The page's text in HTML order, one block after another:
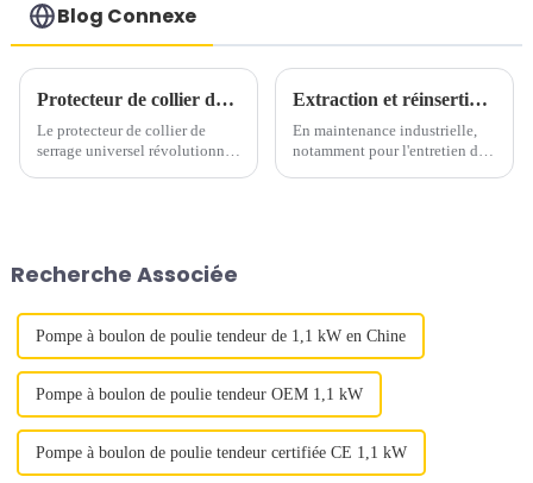
Blog Connexe
Protecteur de collier de serrage universel : alimenté par un vérin hydraulique à simple effet de 10 000 psi et une pompe pneumatique WPA-2R
Le protecteur de collier de
serrage universel révolutionne
Extraction et réinsertion efficaces de faisceaux tubulaires : guide d'utilisation des machines d'extraction de faisceaux tubulaires
En maintenance industrielle,
notamment pour l'entretien des
Recherche Associée
Pompe à boulon de poulie tendeur de 1,1 kW en Chine
Pompe à boulon de poulie tendeur OEM 1,1 kW
Pompe à boulon de poulie tendeur certifiée CE 1,1 kW